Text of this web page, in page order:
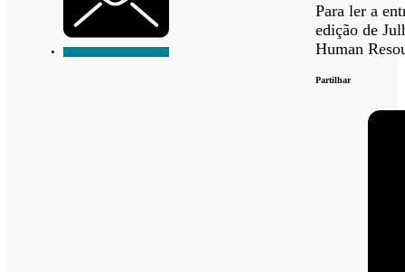
Para ler a
edição de
Human
Partilhar